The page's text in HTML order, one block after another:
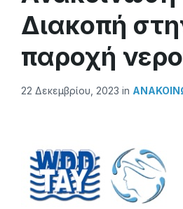
Διακοπή
παροχή
22 Δεκεμβρίου, 2023 in